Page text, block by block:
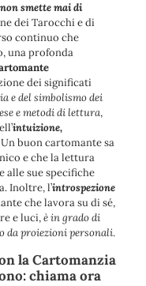
non smette mai di
dei Tarocchi e di
continuo che
una profonda
dei significati
e del simbolismo dei
e metodi di lettura,
intuizione,
buon cartomante sa
e che la lettura
alle sue specifiche
Inoltre,l’introspezione
che lavora su di sé,
e luci,è in grado di
da proiezioni personali.
la Cartomanzia
chiama ora